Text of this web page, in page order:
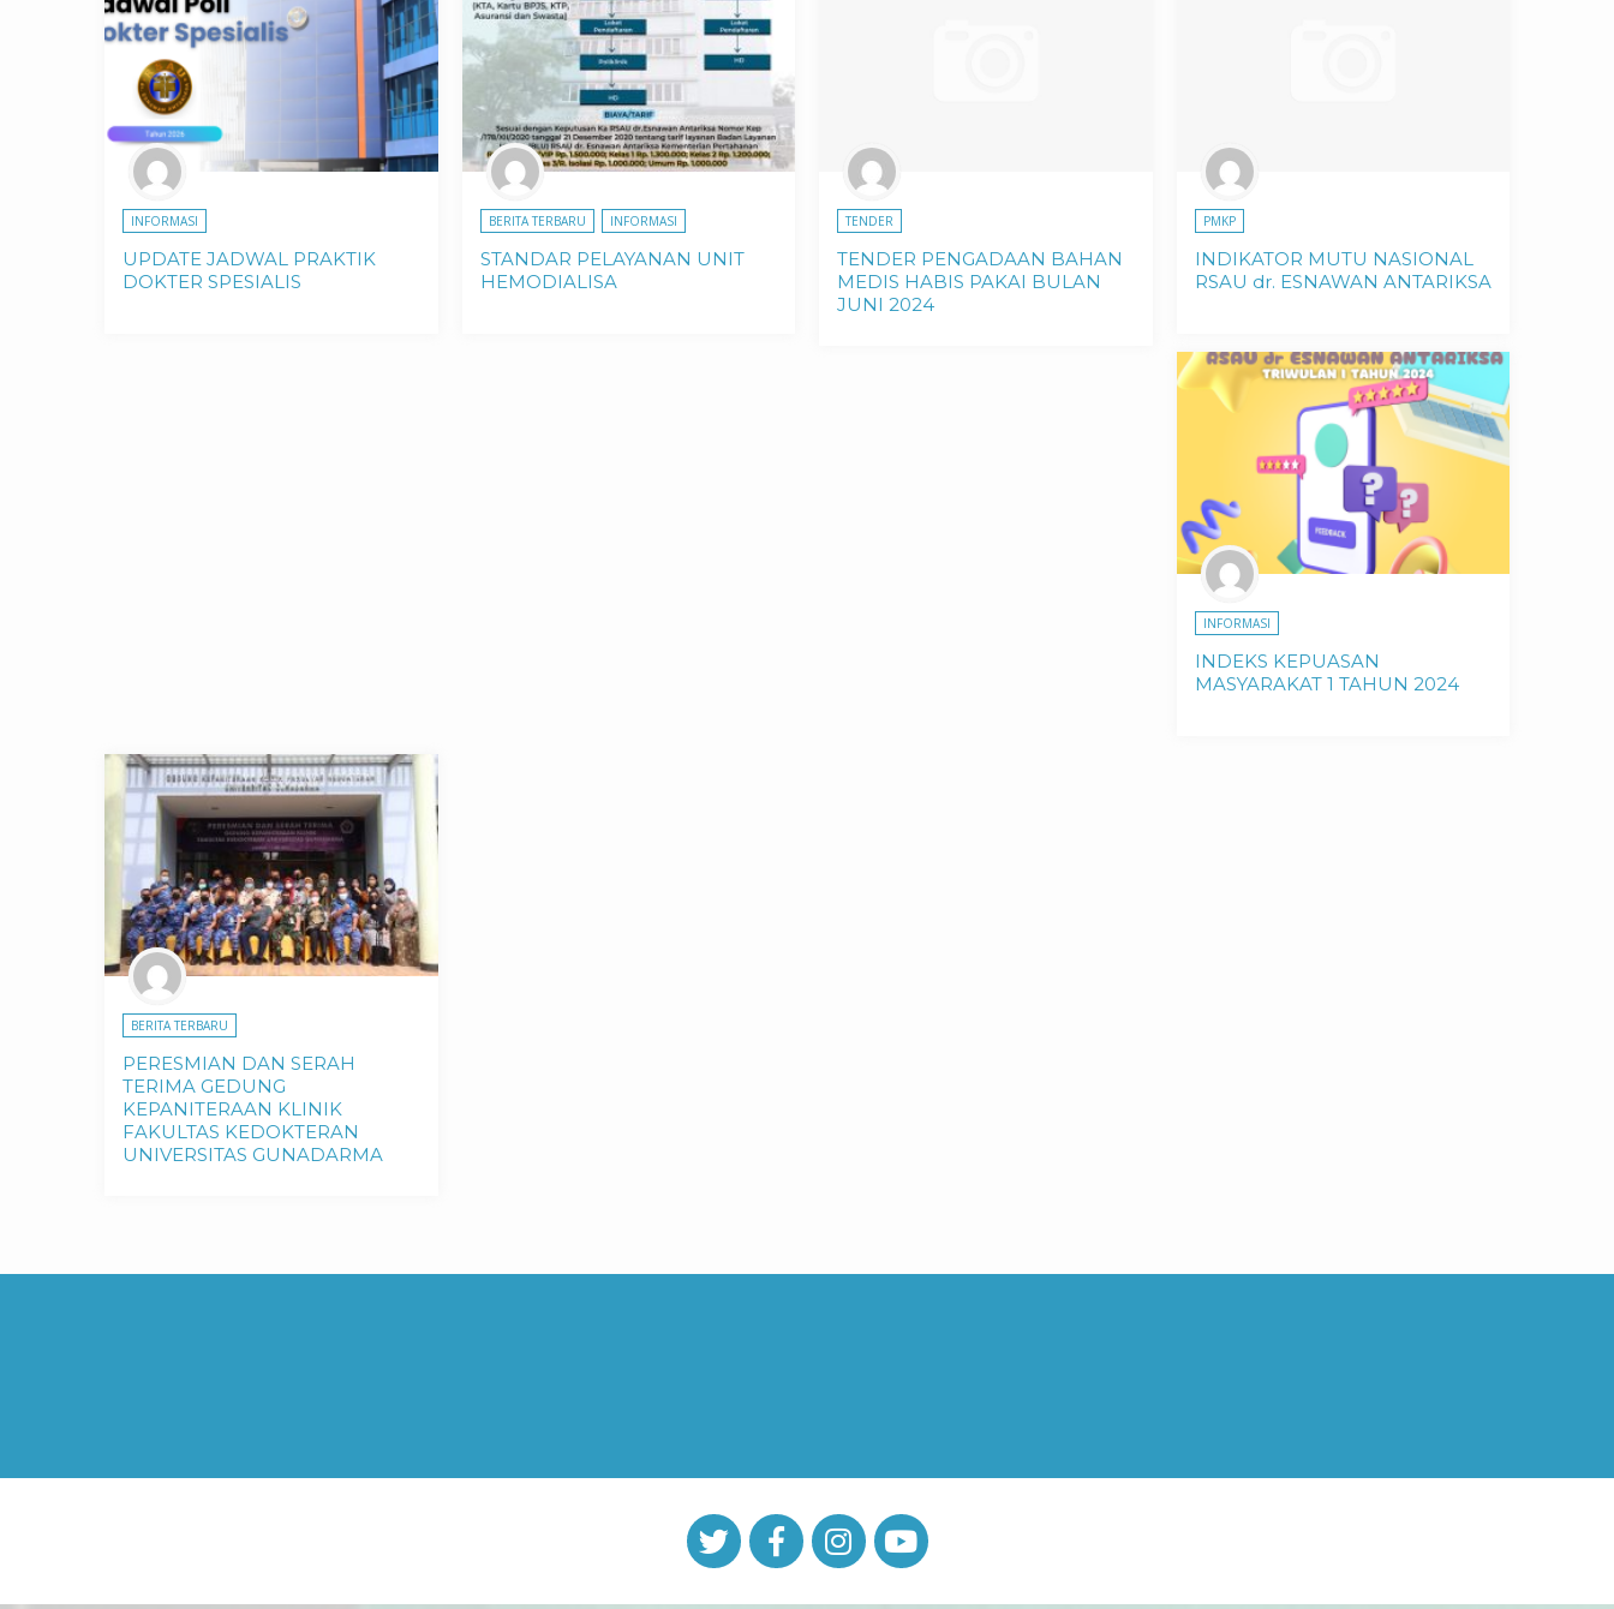
INFORMASI
UPDATE JADWAL PRAKTIK
DOKTER SPESIALIS
BERITA TERBARU INFORMASI
STANDAR PELAYANAN UNIT
HEMODIALISA
TENDER
TENDER PENGADAAN BAHAN
MEDIS HABIS PAKAI BULAN
JUNI 2024
PMKP
INDIKATOR MUTU NASIONAL
RSAU dr. ESNAWAN ANTARIKSA
INFORMASI
INDEKS KEPUASAN
MASYARAKAT 1 TAHUN 2024
BERITA TERBARU
PERESMIAN DAN SERAH
TERIMA GEDUNG
KEPANITERAAN KLINIK
FAKULTAS KEDOKTERAN
UNIVERSITAS GUNADARMA